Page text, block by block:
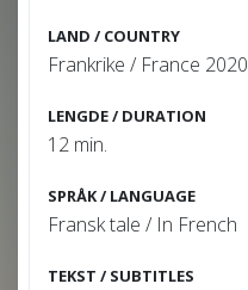
LAND / COUNTRY
Frankrike / France 2020
LENGDE / DURATION
12 min.
SPRÅK / LANGUAGE
Fransk tale / In French
TEKST / SUBTITLES